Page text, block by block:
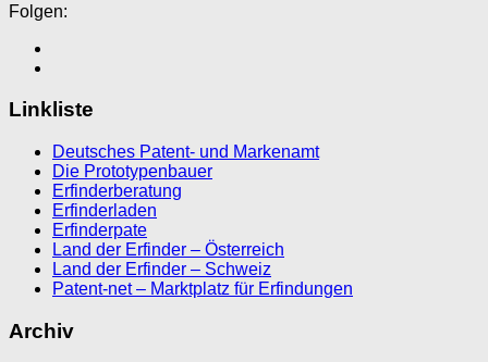
Folgen:
Linkliste
Deutsches Patent- und Markenamt
Die Prototypenbauer
Erfinderberatung
Erfinderladen
Erfinderpate
Land der Erfinder – Österreich
Land der Erfinder – Schweiz
Patent-net – Marktplatz für Erfindungen
Archiv